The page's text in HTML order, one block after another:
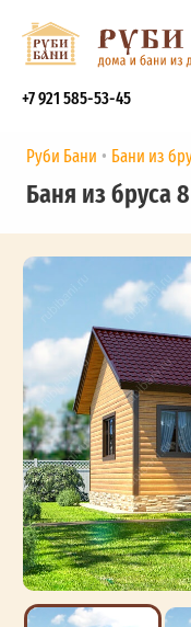
+7 921 585-53-45
Руби Бани Бани из
Баня из бруса